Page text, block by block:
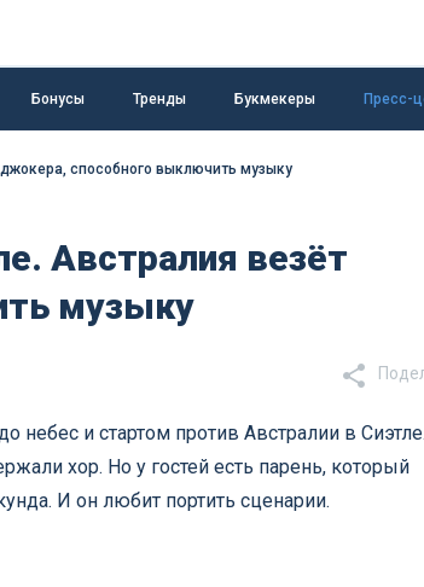
Бонусы Тренды Букмекеры Пресс-
способного выключить музыку
Австралия везёт
музыку
и стартом против Австралии в Сиэтле.
хор. Но у гостей есть парень, который
И он любит портить сценарии.